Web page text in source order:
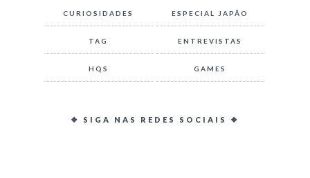
CURIOSIDADES ESPECIAL JAPÃO
TAG ENTREVISTAS
HQS GAMES
❖ SIGA NAS REDES SOCIAIS ❖